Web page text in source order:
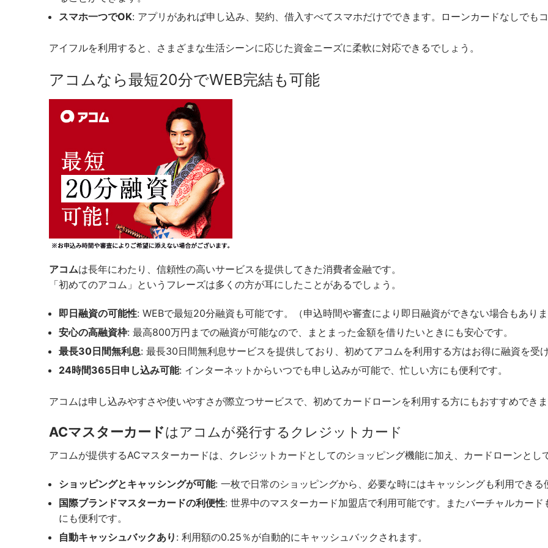
スマホ一つでOK: アプリがあれば申し込み、契約、借入すべてスマホだけでできます。ローンカードなしでも
アイフルを利用すると、さまざまな生活シーンに応じた資金ニーズに柔軟に対応できるでしょう。
アコムなら最短20分でWEB完結も可能
アコムは長年にわたり、信頼性の高いサービスを提供してきた消費者金融です。
「初めてのアコム」というフレーズは多くの方が耳にしたことがあるでしょう。
即日融資の可能性: WEBで最短20分融資も可能です。（申込時間や審査により即日融資ができない場合もありま
安心の高融資枠: 最高800万円までの融資が可能なので、まとまった金額を借りたいときにも安心です。
最長30日間無利息: 最長30日間無利息サービスを提供しており、初めてアコムを利用する方はお得に融資を受け
24時間365日申し込み可能: インターネットからいつでも申し込みが可能で、忙しい方にも便利です。
アコムは申し込みやすさや使いやすさが際立つサービスで、初めてカードローンを利用する方にもおすすめできま
ACマスターカードはアコムが発行するクレジットカード
アコムが提供するACマスターカードは、クレジットカードとしてのショッピング機能に加え、カードローンとし
ショッピングとキャッシングが可能: 一枚で日常のショッピングから、必要な時にはキャッシングも利用できる
国際ブランドマスターカードの利便性: 世界中のマスターカード加盟店で利用可能です。またバーチャルカー
にも便利です。
自動キャッシュバックあり : 利用額の0.25％が自動的にキャッシュバックされます。